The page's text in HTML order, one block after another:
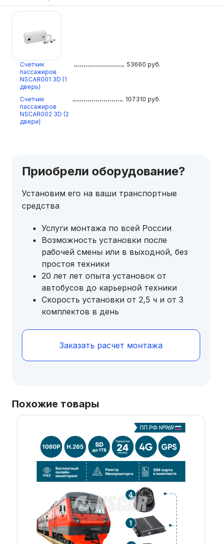
Счетчик
пассажиров
NSCAR001 3D (1
дверь)
53660 руб.
Счетчик
пассажиров
NSCAR002 3D (2
двери)
107310 руб.
Приобрели оборудование?
Установим его на ваши транспортные
средства
Услуги монтажа по всей России
Возможность установки после
рабочей смены или в выходной, без
простоя техники
20 лет лет опыта установок от
автобусов до карьерной техники
Скорость установки от 2,5 ч и от 3
комплектов в день
Заказать расчет монтажа
Похожие товары